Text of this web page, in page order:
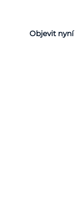
Objevit nyní